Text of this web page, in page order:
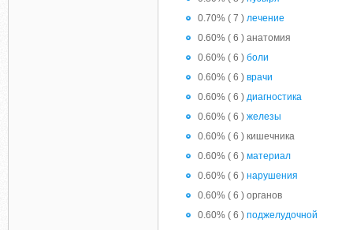
0.70% ( 7 ) лечение
0.60% ( 6 ) анатомия
0.60% ( 6 ) боли
0.60% ( 6 ) врачи
0.60% ( 6 ) диагностика
0.60% ( 6 ) железы
0.60% ( 6 ) кишечника
0.60% ( 6 ) материал
0.60% ( 6 ) нарушения
0.60% ( 6 ) органов
0.60% ( 6 ) поджелудочной